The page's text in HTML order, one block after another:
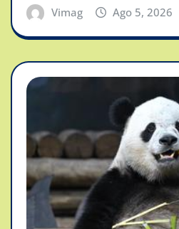
Vimag Ago 5, 2026